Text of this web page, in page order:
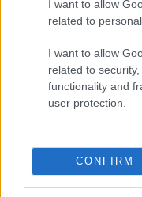
I want to allow
related to
I want to allow
related to
functionality and
user protection.
CONFIRM
λάθους, θα
διαιτητής! Δεν
να συμβαίνουν
απαιτούμε
H συνάντηση